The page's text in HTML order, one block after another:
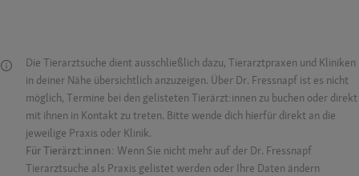
Die Tierarztsuche dient ausschließlich dazu, Tierarztpraxen und Kliniken
in deiner Nähe übersichtlich anzuzeigen. Über Dr. Fressnapf ist es nicht
möglich, Termine bei den gelisteten Tierärzt:innen zu buchen oder direkt
mit ihnen in Kontakt zu treten. Bitte wende dich hierfür direkt an die
jeweilige Praxis oder Klinik.
Für Tierärzt:innen: Wenn Sie nicht mehr auf der Dr. Fressnapf
Tierarztsuche als Praxis gelistet werden oder Ihre Daten ändern